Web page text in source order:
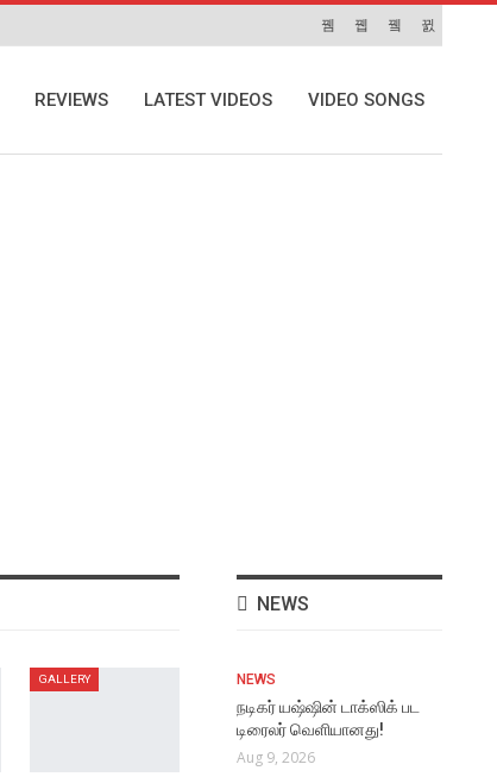
REVIEWS LATEST VIDEOS VIDEO SONGS
GALLERY
NEWS
NEWS
நடிகர் யஷ்ஷின் டாக்ஸிக் பட
டிரைலர் வெளியானது!
Aug 9, 2026